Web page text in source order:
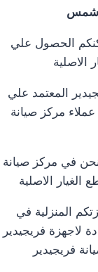
شمس
الحصول علي
الاصلية
المعتمد علي
مركز صيانة
نحن في مركز صيانة
الغيار الاصلية
المنزلية في
لاجهزة فريجيدير
فريجيدير